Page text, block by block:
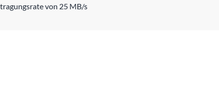
von 25 MB/s